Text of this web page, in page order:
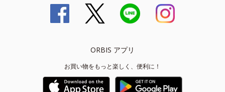
ORBIS アプリ
お買い物をもっと楽しく、便利に！